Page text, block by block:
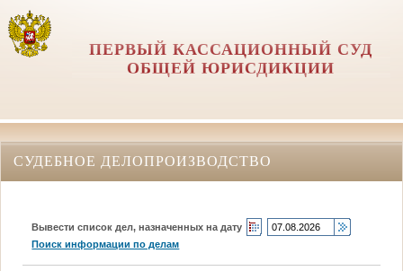
ПЕРВЫЙ КАССАЦИОННЫЙ СУД
ОБЩЕЙ ЮРИСДИКЦИИ
СУДЕБНОЕ ДЕЛОПРОИЗВОДСТВО
Вывести список дел, назначенных на дату
Поиск информации по делам